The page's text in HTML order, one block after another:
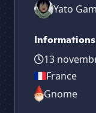
Yato
Informations
13
France
Gnome